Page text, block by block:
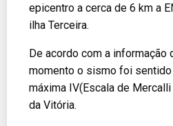
epicentro a cerca de 6 km a
ilha Terceira.
De acordo com a informação
momento o sismo foi
máxima IV(Escala de
da Vitória.